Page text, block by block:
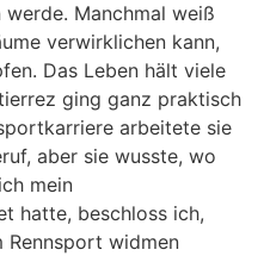
Manchmal weiß
verwirklichen kann,
Das Leben hält viele
ging ganz praktisch
arbeitete sie
aber sie wusste, wo
mein
hatte, beschloss ich,
Rennsport widmen